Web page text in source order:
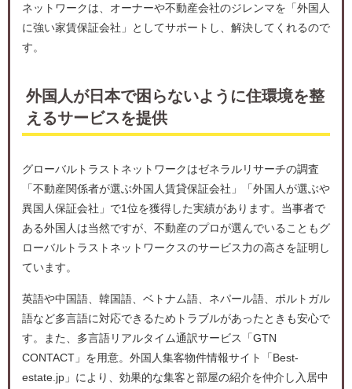
ネットワークは、オーナーや不動産会社のジレンマを「外国人
に強い家賃保証会社」としてサポートし、解決してくれるので
す。
外国人が日本で困らないように住環境を整
えるサービスを提供
グローバルトラストネットワークはゼネラルリサーチの調査
「不動産関係者が選ぶ外国人賃貸保証会社」「外国人が選ぶや
異国人保証会社」で1位を獲得した実績があります。当事者で
ある外国人は当然ですが、不動産のプロが選んでいることもグ
ローバルトラストネットワークスのサービス力の高さを証明し
ています。
英語や中国語、韓国語、ベトナム語、ネパール語、ポルトガル
語など多言語に対応できるためトラブルがあったときも安心で
す。また、多言語リアルタイム通訳サービス「GTN
CONTACT」を用意。外国人集客物件情報サイト「Best-
estate.jp」により、効果的な集客と部屋の紹介を仲介し入居中